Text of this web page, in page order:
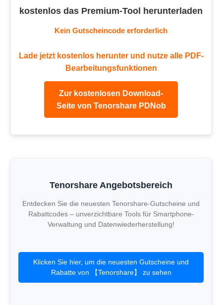
kostenlos das Premium-Tool herunterladen
Kein Gutscheincode erforderlich
Lade jetzt kostenlos herunter und nutze alle PDF-
Bearbeitungsfunktionen
Zur kostenlosen Download-
Seite von Tenorshare PDNob
Tenorshare Angebotsbereich
Entdecken Sie die neuesten Tenorshare-Gutscheine und
Rabattcodes – unverzichtbare Tools für Smartphone-
Verwaltung und Datenwiederherstellung!
Klicken Sie hier, um die neuesten Gutscheine und
Rabatte von 【Tenorshare】 zu sehen